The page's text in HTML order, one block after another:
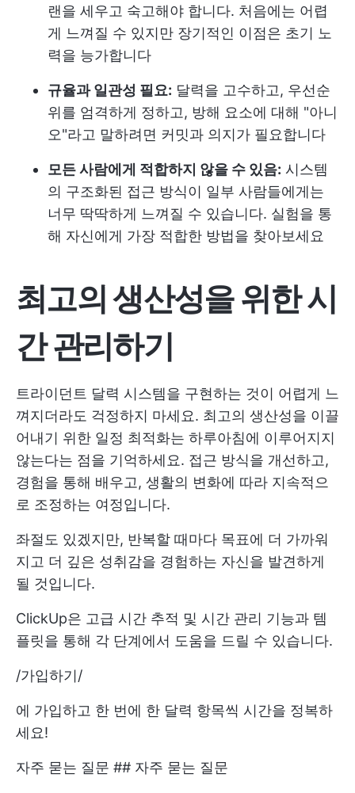
랜을 세우고 숙고해야 합니다. 처음에는 어렵
게 느껴질 수 있지만 장기적인 이점은 초기 노
력을 능가합니다
규율과 일관성 필요: 달력을 고수하고, 우선순
위를 엄격하게 정하고, 방해 요소에 대해 "아니
오"라고 말하려면 커밋과 의지가 필요합니다
모든 사람에게 적합하지 않을 수 있음: 시스템
의 구조화된 접근 방식이 일부 사람들에게는
너무 딱딱하게 느껴질 수 있습니다. 실험을 통
해 자신에게 가장 적합한 방법을 찾아보세요
최고의 생산성을 위한 시
간 관리하기
트라이던트 달력 시스템을 구현하는 것이 어렵게 느
껴지더라도 걱정하지 마세요. 최고의 생산성을 이끌
어내기 위한 일정 최적화는 하루아침에 이루어지지
않는다는 점을 기억하세요. 접근 방식을 개선하고,
경험을 통해 배우고, 생활의 변화에 따라 지속적으
로 조정하는 여정입니다.
좌절도 있겠지만, 반복할 때마다 목표에 더 가까워
지고 더 깊은 성취감을 경험하는 자신을 발견하게
될 것입니다.
ClickUp은 고급 시간 추적 및 시간 관리 기능과 템
플릿을 통해 각 단계에서 도움을 드릴 수 있습니다.
/가입하기/
에 가입하고 한 번에 한 달력 항목씩 시간을 정복하
세요!
자주 묻는 질문 ## 자주 묻는 질문